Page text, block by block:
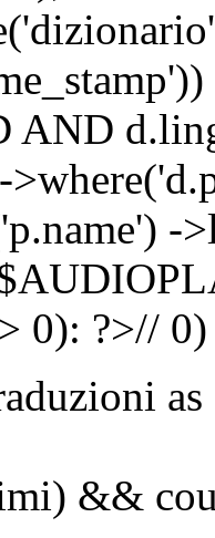
AND
0): ?>//
&&